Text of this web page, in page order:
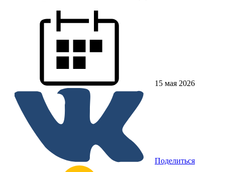
15 мая 2026
Поделиться